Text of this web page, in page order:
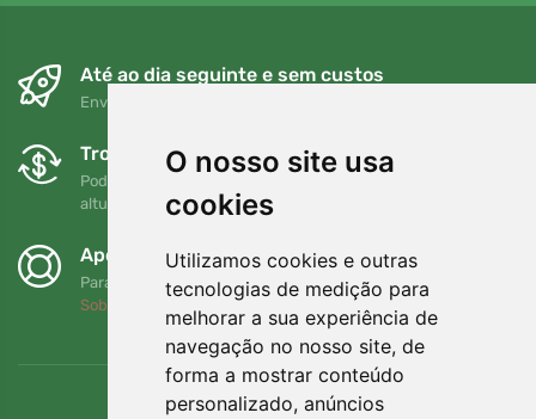
O nosso site usa
cookies
Utilizamos cookies e outras
tecnologias de medição para
melhorar a sua experiência de
navegação no nosso site, de
forma a mostrar conteúdo
personalizado, anúncios
Até ao dia seguinte e sem custos
Envio gratuito para encomendas superiores a 80 EUR
Trocas e devoluções gratuitas
Pode devolver ou trocar a sua encomenda em qualquer
altura no prazo de 90 dias
Apoiamos a Trees.org
Para cada encomenda plantamos uma árvore! Leia mais
Sobre nós